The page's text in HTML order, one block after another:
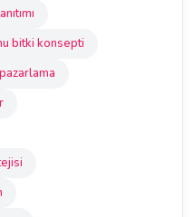
bitki konsepti